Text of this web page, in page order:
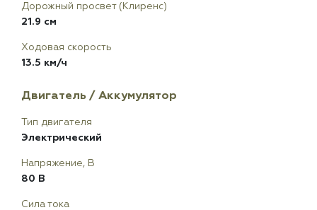
Дорожный просвет (Клиренс)
21.9 см
Ходовая скорость
13.5 км/ч
Двигатель / Аккумулятор
Тип двигателя
Электрический
Напряжение, В
80 В
Сила тока